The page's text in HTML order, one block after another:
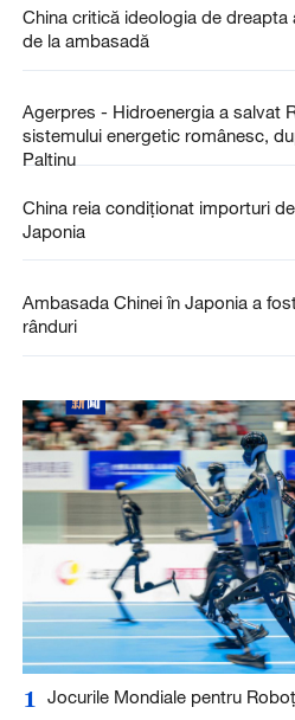
China critică ideologia de dreapta
de la ambasadă
Agerpres - Hidroenergia a salvat
sistemului energetic românesc,
Paltinu
China reia condiţionat importuri
Japonia
Ambasada Chinei în Japonia a
rânduri
1 Jocurile Mondiale pentru